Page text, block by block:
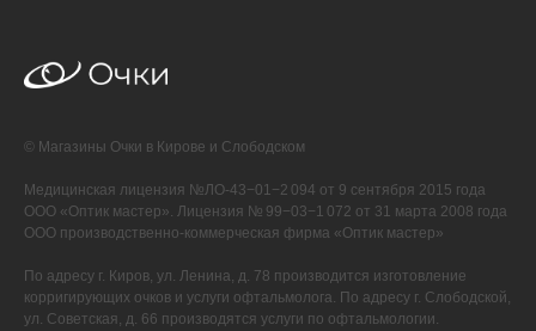
© Магазины Очки в Кирове и Слободском
Медицинская лицензия №ЛО-43−01−2 094 от 9 сентября 2015 года
ООО «Оптик мастер». Лицензия № 99−03−1 072 от 31 марта 2008 года
ООО производственно-коммерческая фирма «Оптик мастер»
По адресу г. Киров, ул. Ленина, д. 78 производится изготовление
корригирующих очков и услуги офтальмолога. По адресу г. Слободской,
ул. Советская, д. 66 производятся услуги по офтальмологии.